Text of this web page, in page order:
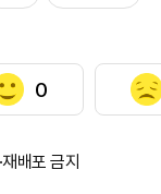
0
배포 금지